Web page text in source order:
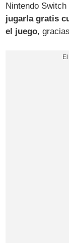
Nintendo
jugarla gratis
el juego,